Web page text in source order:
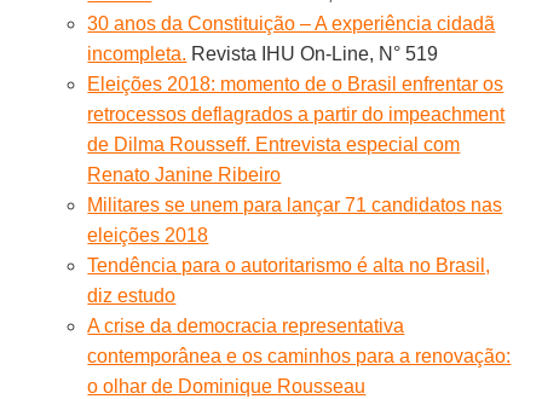
30 anos da Constituição – A experiência cidadã
incompleta. Revista IHU On-Line, N° 519
Eleições 2018: momento de o Brasil enfrentar os
retrocessos deflagrados a partir do impeachment
de Dilma Rousseff. Entrevista especial com
Renato Janine Ribeiro
Militares se unem para lançar 71 candidatos nas
eleições 2018
Tendência para o autoritarismo é alta no Brasil,
diz estudo
A crise da democracia representativa
contemporânea e os caminhos para a renovação:
o olhar de Dominique Rousseau